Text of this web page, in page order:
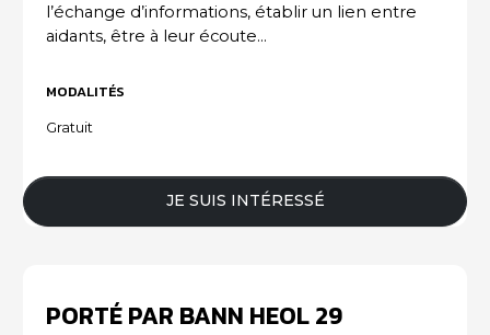
l’échange d’informations, établir un lien entre
aidants, être à leur écoute...
MODALITÉS
Gratuit
JE SUIS INTÉRESSÉ
PORTÉ PAR BANN HEOL 29